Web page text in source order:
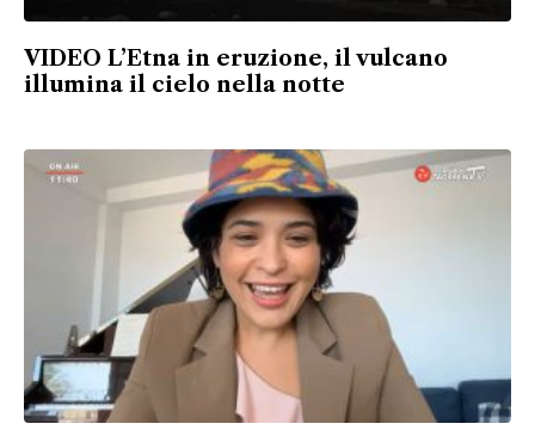
VIDEO L’Etna in eruzione, il vulcano
illumina il cielo nella notte